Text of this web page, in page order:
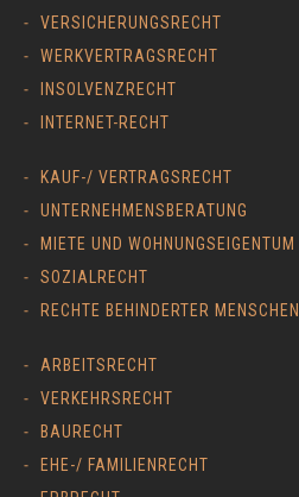
VERSICHERUNGSRECHT
WERKVERTRAGSRECHT
INSOLVENZRECHT
INTERNET-RECHT
KAUF-/ VERTRAGSRECHT
UNTERNEHMENSBERATUNG
MIETE UND WOHNUNGSEIGENTUM
SOZIALRECHT
RECHTE BEHINDERTER MENSCHEN
ARBEITSRECHT
VERKEHRSRECHT
BAURECHT
EHE-/ FAMILIENRECHT